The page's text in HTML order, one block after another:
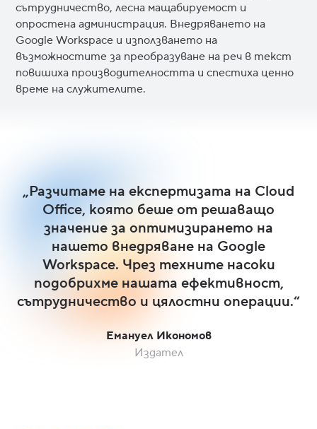
сътрудничество, лесна мащабируемост и
опростена администрация. Внедряването на
Google Workspace и използването на
възможностите за преобразуване на реч в текст
повишиха производителността и спестиха ценно
време на служителите.
„Разчитаме на експертизата на Cloud
Office, която беше от решаващо
значение за оптимизирането на
нашето внедряване на Google
Workspace. Чрез техните насоки
подобрихме нашата ефективност,
сътрудничество и цялостни операции.“
Емануел Икономов
Издател